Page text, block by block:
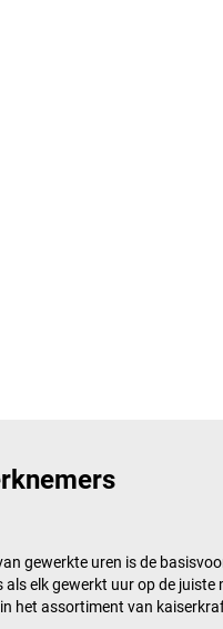
gewerkte uren is de
elk gewerkt uur op de
het assortiment van